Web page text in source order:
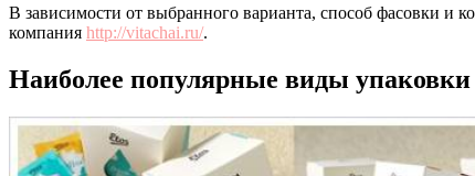
В зависимости от выбранного варианта, способ фасовки и
компания http://vitachai.ru/.
Наиболее популярные виды упаковки